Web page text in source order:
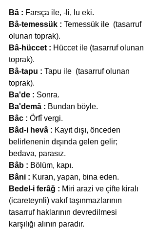
Bâ : Farsça ile, -li, lu eki.
Bâ-temessük : Temessük ile  (tasarruf
olunan toprak).
Bâ-hüccet : Hüccet ile (tasarruf olunan
toprak).
Bâ-tapu : Tapu ile  (tasarruf olunan
toprak).
Ba'de : Sonra.
Ba'demâ : Bundan böyle.
Bâc : Örfî vergi.
Bâd-i hevâ : Kayıt dışı, önceden
belirlenenin dışında gelen gelir;
bedava, parasız.
Bâb : Bölüm, kapı.
Bâni : Kuran, yapan, bina eden.
Bedel-i ferâğ : Miri arazi ve çifte kiralı
(icareteynli) vakıf taşınmazlarının
tasarruf haklarının devredilmesi
karşılığı alının paradır.